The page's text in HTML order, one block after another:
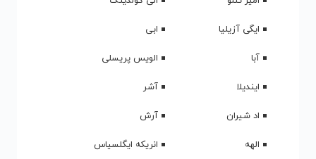
ایگی آزیلیا
ابی
آبا
الویس پریسلی
ایندیلا
آشر
اد شیران
آرش
الهه
انریکه ایگلسیاس